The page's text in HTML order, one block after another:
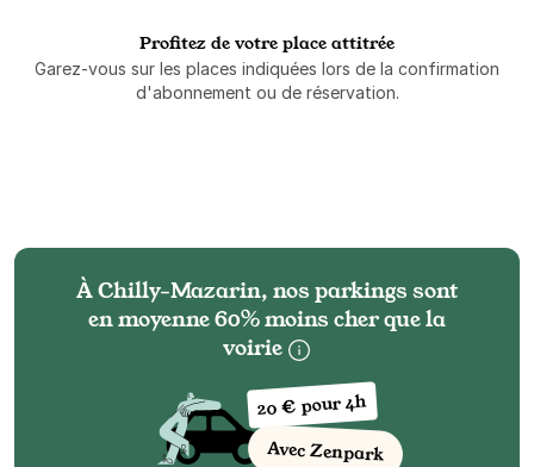
Profitez de votre place attitrée
Garez-vous sur les places indiquées lors de la confirmation
d'abonnement ou de réservation.
À Chilly-Mazarin, nos parkings sont
en moyenne 60% moins cher que la
voirie
20 € pour 4h
Avec Zenpark